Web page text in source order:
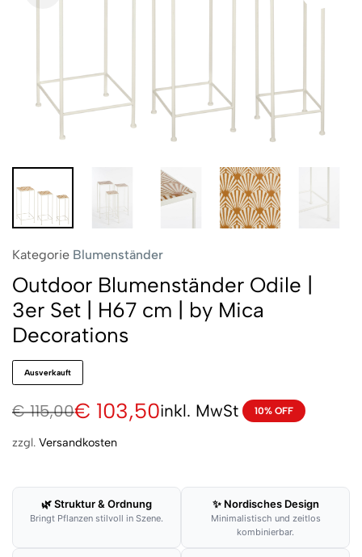
Kategorie Blumenständer
Outdoor Blumenständer Odile |
3er Set | H67 cm | by Mica
Decorations
Ausverkauft
€115,00€ 103,50 10% OFF
inkl. MwSt
zzgl. Versandkosten
🌿 Struktur & Ordnung
Bringt Pflanzen stilvoll in Szene.
✨ Nordisches Design
Minimalistisch und zeitlos
kombinierbar.